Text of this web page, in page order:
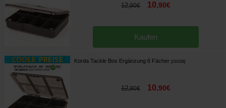
12,90€ 10,90€
Kaufen
Korda Tackle Box Ergänzung 6 Fächer [210158]
12,90€ 10,90€